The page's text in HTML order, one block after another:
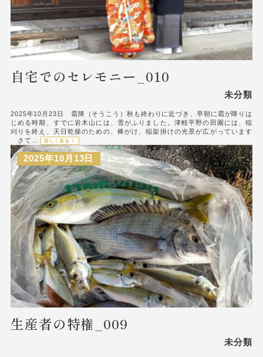
自宅でのセレモニー_010
未分類
2025年10月23日 霜降（そうこう）秋も終わりに近づき、早朝に霜が降りは
じめる時期、すでに岩木山には、雪がふりました。津軽平野の田園には、稲
刈りを終え、天日乾燥のための、棒がけ、稲架掛けの光景が広がっています
さて…
詳しく見る
2025年10月13日
生産者の特権_009
未分類